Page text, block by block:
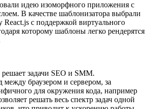
идею изоморфного приложения с
В качестве шаблонизатора выбрали
React.js с поддержкой виртуального
которому шаблоны легко рендерятся
задачи SEO и SMM.
между браузером и сервером, за
для окружения кода, например
решать весь спектр задач одной